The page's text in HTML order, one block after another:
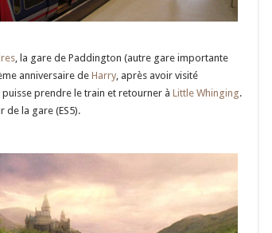
, la gare de Paddington (autre gare importante
anniversaire de Harry, après avoir visité
prendre le train et retourner à Little Whinging.
de la gare (ES5).